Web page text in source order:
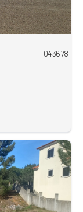
043678